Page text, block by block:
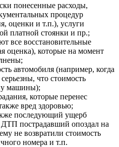
понесенные расходы,
процедур
оценки и т.п.), услуги
платной стоянки и пр.;
все восстановительные
оценка), которые на момент
автомобиля (например, когда
что стоимость
машины);
которые перенес
вред здоровью;
последующий ущерб
ДТП пострадавший опоздал на
не возвратили стоимость
номера и т.п.